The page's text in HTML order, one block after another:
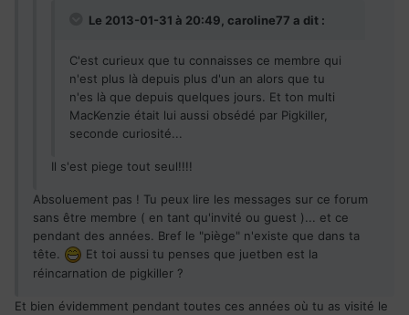
Le 2013-01-31 à 20:49, caroline77 a dit :
C'est curieux que tu connaisses ce membre qui
n'est plus là depuis plus d'un an alors que tu
n'es là que depuis quelques jours. Et ton multi
MacKenzie était lui aussi obsédé par Pigkiller,
seconde curiosité...
Il s'est piege tout seul!!!!
Absoluement pas ! Tu peux lire les messages sur ce forum
sans être membre ( en tant qu'invité ou guest )... et ce
pendant des années. Bref le "piège" n'existe que dans ta
tête.
Et toi aussi tu penses que juetben est la
réincarnation de pigkiller ?
Et bien évidemment pendant toutes ces années où tu as visité le